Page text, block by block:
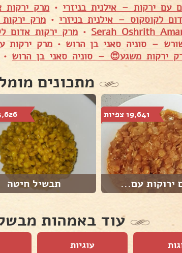
עם ירקות – אילנית בניזרי • מרק ירקות
לקוסקוס – אילנית בניזרי •מרק
• מרק ירקות אדום
– סוניה סאני בן הרוש • מרק ירקות
ירקות משגע😍 – סוניה סאני בן הרוש •
מתכונים
19,641 צפיות
ירוקות עם...
3,626
תבשיל חיטה
עוד באמהות
עוגיות